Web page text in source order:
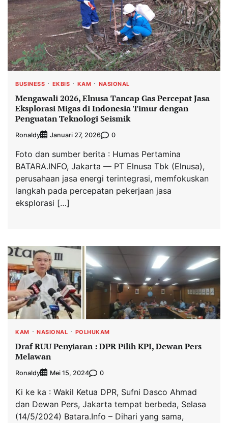
BUSINESS EKBIS KAM NASIONAL
Mengawali 2026, Elnusa Tancap Gas Percepat Jasa
Eksplorasi Migas di Indonesia Timur dengan
Penguatan Teknologi Seismik
Ronaldy Januari 27, 2026 0
Foto dan sumber berita : Humas Pertamina
BATARA.INFO, Jakarta — PT Elnusa Tbk (Elnusa),
perusahaan jasa energi terintegrasi, memfokuskan
langkah pada percepatan pekerjaan jasa
eksplorasi […]
KAM NASIONAL POLHUKAM
Draf RUU Penyiaran : DPR Pilih KPI, Dewan Pers
Melawan
Ronaldy Mei 15, 2024 0
Ki ke ka : Wakil Ketua DPR, Sufni Dasco Ahmad
dan Dewan Pers, Jakarta tempat berbeda, Selasa
(14/5/2024) Batara.Info – Dihari yang sama,